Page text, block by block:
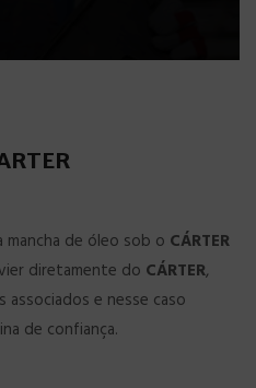
de óleo sob o CÁRTER
diretamente do CÁRTER,
e nesse caso
de confiança.